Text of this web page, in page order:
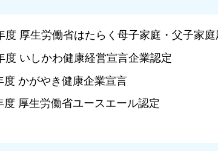
度 厚生労働省はたらく母子家庭・父子家
度 いしかわ健康経営宣言企業認定
度 かがやき健康企業宣言
度 厚生労働省ユースエール認定